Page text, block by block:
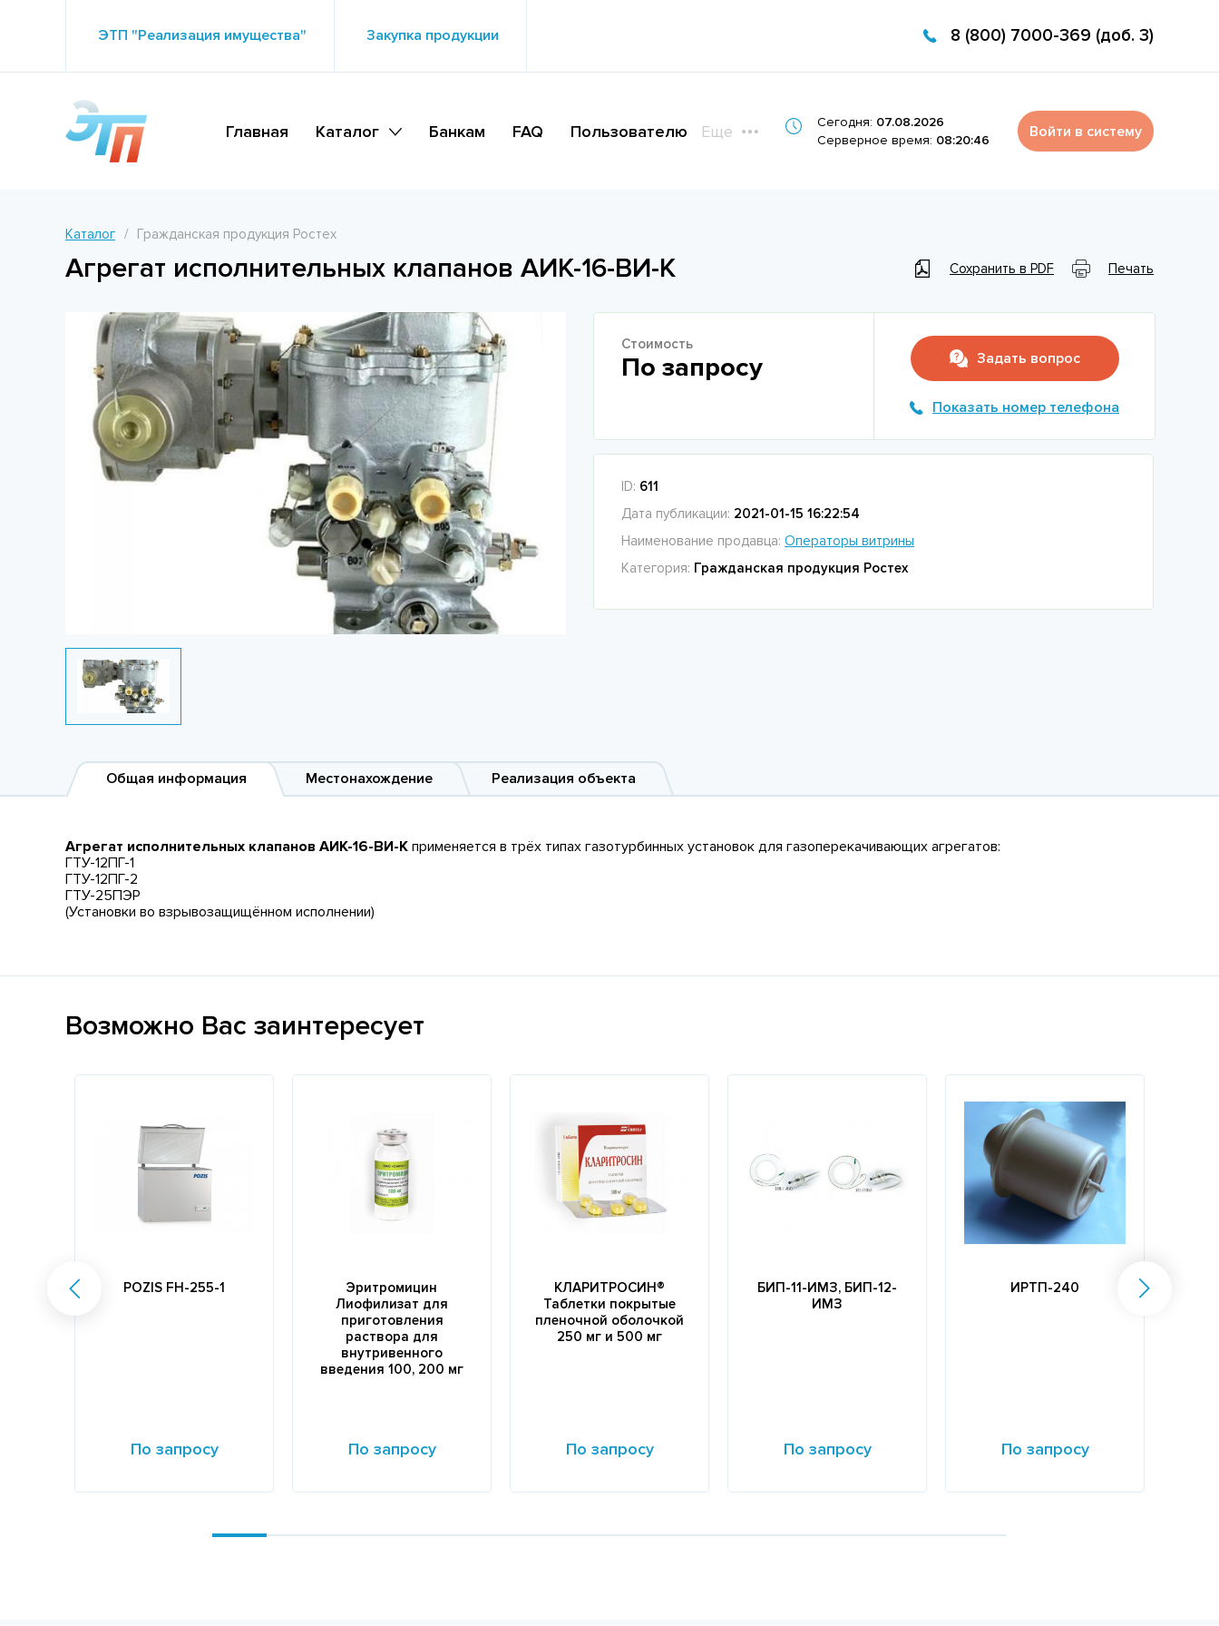
ЭТП "Реализация имущества" Закупка продукции 8 (800) 7000-369 (доб. 3)
Главная Каталог Банкам FAQ Пользователю Еще Сегодня: 07.08.2026
Серверное время: 08:20:46 Войти в систему
Каталог Гражданская продукция Ростех
Агрегат исполнительных клапанов АИК-16-ВИ-К Сохранить в PDF Печать
Стоимость
По запросу Задать вопрос
Показать номер телефона
ID: 611
Дата публикации: 2021-01-15 16:22:54
Наименование продавца: Операторы витрины
Категория: Гражданская продукция Ростех
Общая информация Местонахождение Реализация объекта
Агрегат исполнительных клапанов АИК-16-ВИ-К применяется в трёх типах газотурбинных установок для газоперекачивающих агрегатов:
ГТУ-12ПГ-1
ГТУ-12ПГ-2
ГТУ-25ПЭР
(Установки во взрывозащищённом исполнении)
Возможно Вас заинтересует
POZIS FH-255-1
По запросу
Эритромицин
Лиофилизат для
приготовления
раствора для
внутривенного
введения 100, 200 мг
По запросу
КЛАРИТРОСИН®
Таблетки покрытые
пленочной оболочкой
250 мг и 500 мг
По запросу
БИП-11-ИМЗ, БИП-12-
ИМЗ
По запросу
ИРТП-240
По запросу